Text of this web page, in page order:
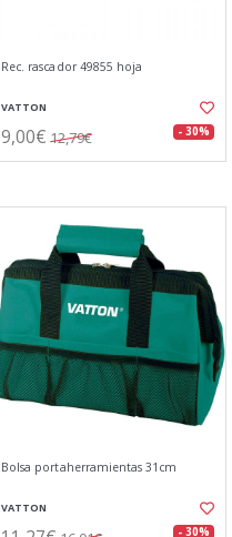
Rec. rascador 49855 hoja
VATTON
9,00€ 12,79€ - 30%
Bolsa portaherramientas 31cm
VATTON
- 30%